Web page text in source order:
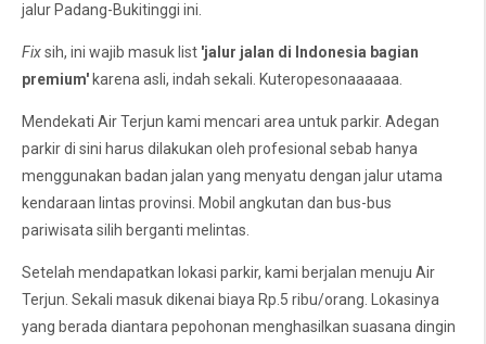
jalur Padang-Bukitinggi ini.
Fixsih, ini wajib masuk list 'jalur jalan di Indonesia bagian
premium' karena asli, indah sekali. Kuteropesonaaaaaa.
Mendekati Air Terjun kami mencari area untuk parkir. Adegan
parkir di sini harus dilakukan oleh profesional sebab hanya
menggunakan badan jalan yang menyatu dengan jalur utama
kendaraan lintas provinsi. Mobil angkutan dan bus-bus
pariwisata silih berganti melintas.
Setelah mendapatkan lokasi parkir, kami berjalan menuju Air
Terjun. Sekali masuk dikenai biaya Rp.5 ribu/orang. Lokasinya
yang berada diantara pepohonan menghasilkan suasana dingin